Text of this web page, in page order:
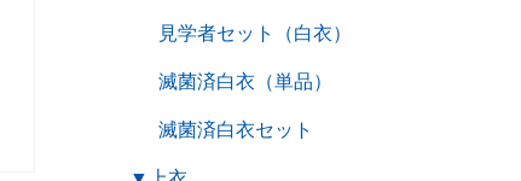
見学者セット（白衣）
滅菌済白衣（単品）
滅菌済白衣セット